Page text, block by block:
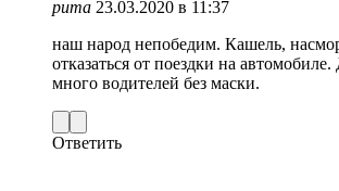
рита 23.03.2020 в 11:37
наш народ непобедим. Кашель,
отказаться от поездки на
много водителей без маски.
Ответить